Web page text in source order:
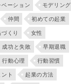
ベーション モデリング
仲間 初めての起業
づくり 女性
成功と失敗 早期退職
行動心理 行動習慣
ト 起業の方法